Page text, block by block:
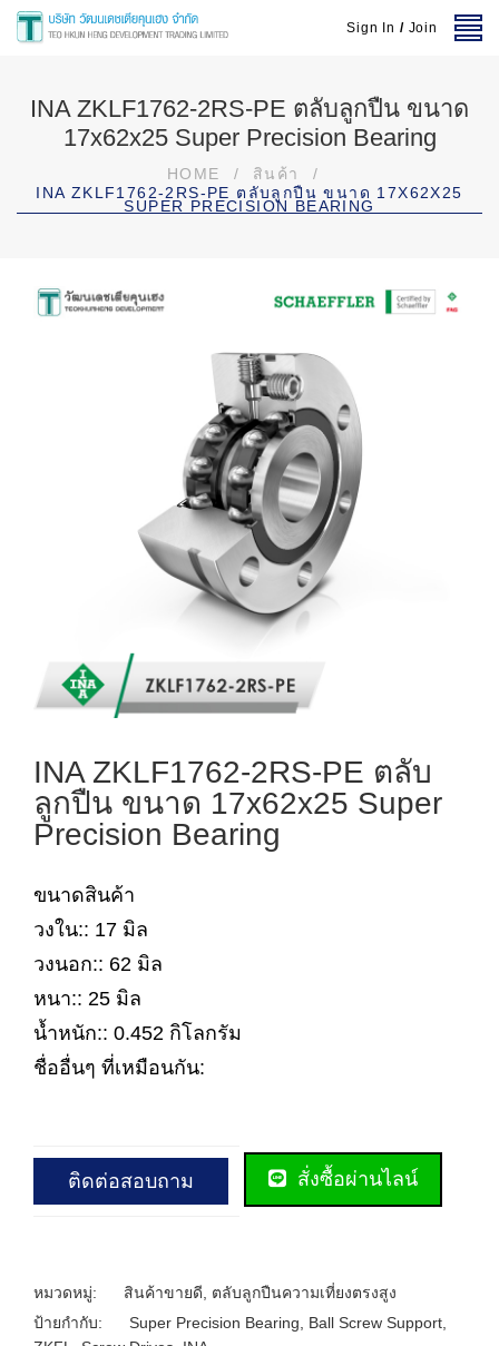
Sign In / Join
INA ZKLF1762-2RS-PE ตลับลูกปืน ขนาด
17x62x25 Super Precision Bearing
HOME / สินค้า
/
INA ZKLF1762-2RS-PE ตลับลูกปืน ขนาด 17X62X25
SUPER PRECISION BEARING
INA ZKLF1762-2RS-PE ตลับ
ลูกปืน ขนาด 17x62x25 Super
Precision Bearing
ขนาดสินค้า
วงใน:: 17 มิล
วงนอก:: 62 มิล
หนา:: 25 มิล
น้ำหนัก:: 0.452 กิโลกรัม
ชื่ออื่นๆ ที่เหมือนกัน:
ติดต่อสอบถาม สั่งซื้อผ่านไลน์
หมวดหมู่: สินค้าขายดี
ตลับลูกปืนความเที่ยงตรงสูง
ป้ายกำกับ:
Super Precision Bearing Ball Screw Support